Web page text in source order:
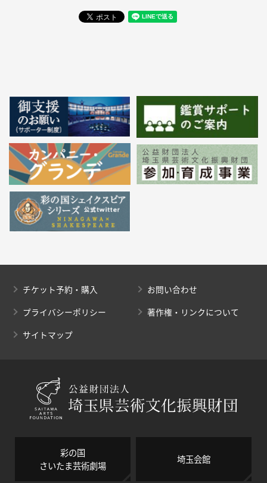
チケット予約・購入
お問い合わせ
プライバシーポリシー
著作権・リンクについて
サイトマップ
彩の国
さいたま芸術劇場
埼玉会館